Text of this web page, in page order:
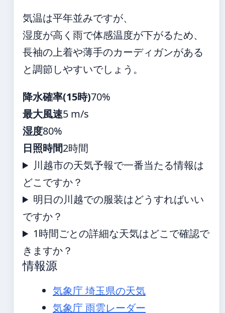
気温は平年並みですが、
湿度が高く雨で体感温度が下がるため、
長袖の上着や薄手のカーディガンがある
と調節しやすいでしょう。
降水確率(15時)70%
最大風速5 m/s
湿度80%
日照時間2時間
川越市の天気予報で一番当たる情報は
どこですか？
明日の川越での服装はどうすればいい
ですか？
1時間ごとの詳細な天気はどこで確認で
きますか？
情報源
気象庁 埼玉県の天気
気象庁 雨雲レーダー